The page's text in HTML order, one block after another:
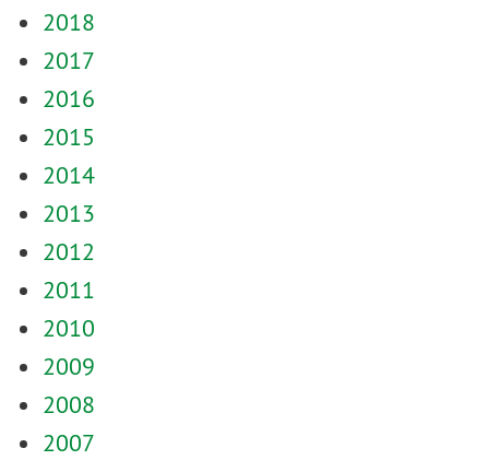
2018
2017
2016
2015
2014
2013
2012
2011
2010
2009
2008
2007